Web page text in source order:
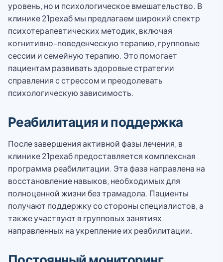
уровень, но и психологическое вмешательство. В
клинике 21рехаб мы предлагаем широкий спектр
психотерапевтических методик, включая
когнитивно-поведенческую терапию, групповые
сессии и семейную терапию. Это помогает
пациентам развивать здоровые стратегии
справления с стрессом и преодолевать
психологическую зависимость.
Реабилитация и поддержка
После завершения активной фазы лечения, в
клинике 21рехаб предоставляется комплексная
программа реабилитации. Эта фаза направлена на
восстановление навыков, необходимых для
полноценной жизни без трамадола. Пациенты
получают поддержку со стороны специалистов, а
также участвуют в групповых занятиях,
направленных на укрепление их реабилитации.